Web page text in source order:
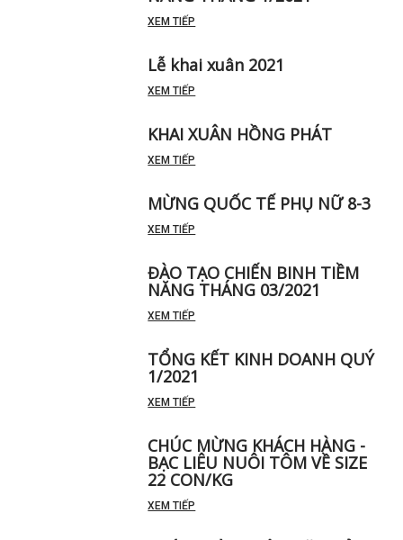
XEM TIẾP
Lễ khai xuân 2021
XEM TIẾP
KHAI XUÂN HỒNG PHÁT
XEM TIẾP
MỪNG QUỐC TẾ PHỤ NỮ 8-3
XEM TIẾP
ĐÀO TẠO CHIẾN BINH TIỀM
NĂNG THÁNG 03/2021
XEM TIẾP
TỔNG KẾT KINH DOANH QUÝ
1/2021
XEM TIẾP
CHÚC MỪNG KHÁCH HÀNG -
BẠC LIÊU NUÔI TÔM VỀ SIZE
22 CON/KG
XEM TIẾP